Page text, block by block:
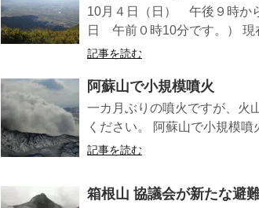
10月４日（日） 午後９時か
日 午前０時10分です。） 現
記事を読む
阿蘇山で小規模噴火
一カ月ぶりの噴火ですが、火
ください。 阿蘇山で小規模
記事を読む
箱根山 協議会が新たな避